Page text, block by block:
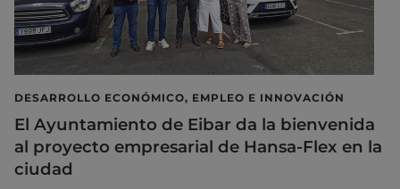
DESARROLLO ECONÓMICO, EMPLEO E INNOVACIÓN
El Ayuntamiento de Eibar da la bienvenida
al proyecto empresarial de Hansa-Flex en la
ciudad